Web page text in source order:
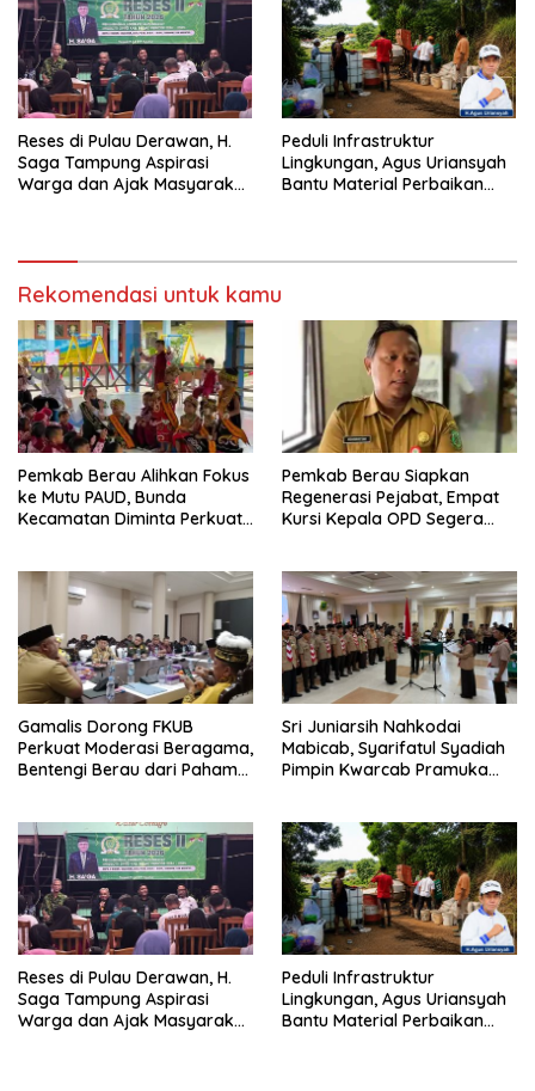
Reses di Pulau Derawan, H.
Saga Tampung Aspirasi
Warga dan Ajak Masyarakat
Peduli Infrastruktur
Lingkungan, Agus Uriansyah
Bantu Material Perbaikan
Rekomendasi untuk kamu
Pemkab Berau Alihkan Fokus
ke Mutu PAUD, Bunda
Kecamatan Diminta Perkuat
Pemkab Berau Siapkan
Regenerasi Pejabat, Empat
Kursi Kepala OPD Segera
Gamalis Dorong FKUB
Perkuat Moderasi Beragama,
Bentengi Berau dari Paham
Sri Juniarsih Nahkodai
Mabicab, Syarifatul Syadiah
Pimpin Kwarcab Pramuka
Reses di Pulau Derawan, H.
Saga Tampung Aspirasi
Warga dan Ajak Masyarakat
Peduli Infrastruktur
Lingkungan, Agus Uriansyah
Bantu Material Perbaikan